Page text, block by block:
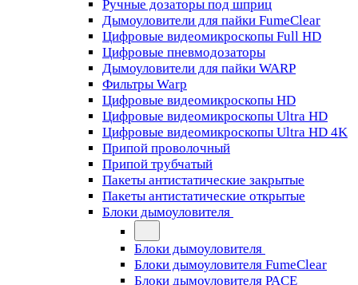
Ручные дозаторы под шприц
Дымоуловители для пайки FumeClear
Цифровые видеомикроскопы Full HD
Цифровые пневмодозаторы
Дымоуловители для пайки WARP
Фильтры Warp
Цифровые видеомикроскопы HD
Цифровые видеомикроскопы Ultra HD
Цифровые видеомикроскопы Ultra HD 4K
Припой проволочный
Припой трубчатый
Пакеты антистатические закрытые
Пакеты антистатические открытые
Блоки дымоуловителя
Блоки дымоуловителя
Блоки дымоуловителя FumeClear
Блоки дымоуловителя PACE